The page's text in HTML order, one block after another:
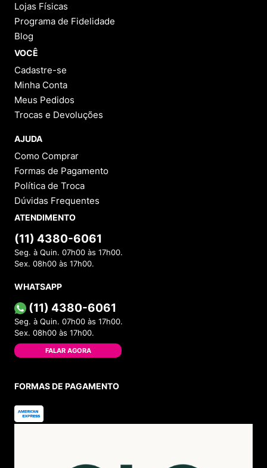
Lojas Físicas
Programa de Fidelidade
Blog
VOCÊ
Cadastre-se
Minha Conta
Meus Pedidos
Trocas e Devoluções
AJUDA
Como Comprar
Formas de Pagamento
Política de Troca
Dúvidas Frequentes
ATENDIMENTO
(11) 4380-6061
Seg. à Quin. 07h00 às 17h00.
Sex. 08h00 às 17h00.
WHATSAPP
(11) 4380-6061
Seg. à Quin. 07h00 às 17h00.
Sex. 08h00 às 17h00.
FALAR AGORA
FORMAS DE PAGAMENTO